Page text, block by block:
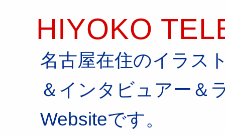
HIYOKO
名古屋在住のイラス
＆インタビュアー＆
Websiteです。